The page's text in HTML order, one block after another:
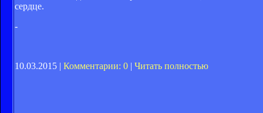
сердце.
-
10.03.2015 | Комментарии: 0 | Читать полностью